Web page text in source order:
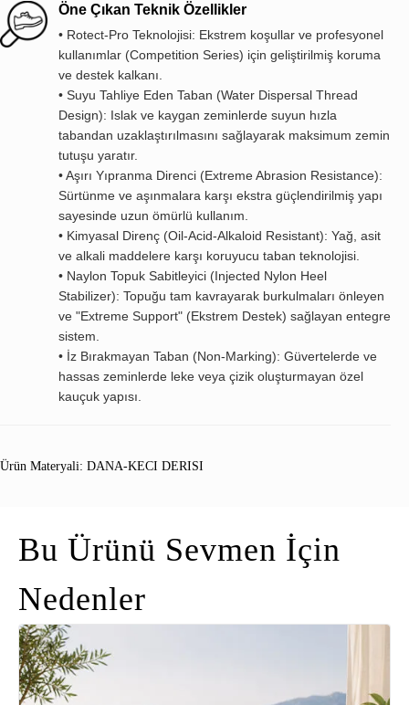
Öne Çıkan Teknik Özellikler
• Rotect-Pro Teknolojisi: Ekstrem koşullar ve profesyonel
kullanımlar (Competition Series) için geliştirilmiş koruma
ve destek kalkanı.
• Suyu Tahliye Eden Taban (Water Dispersal Thread
Design): Islak ve kaygan zeminlerde suyun hızla
tabandan uzaklaştırılmasını sağlayarak maksimum zemin
tutuşu yaratır.
• Aşırı Yıpranma Direnci (Extreme Abrasion Resistance):
Sürtünme ve aşınmalara karşı ekstra güçlendirilmiş yapı
sayesinde uzun ömürlü kullanım.
• Kimyasal Direnç (Oil-Acid-Alkaloid Resistant): Yağ, asit
ve alkali maddelere karşı koruyucu taban teknolojisi.
• Naylon Topuk Sabitleyici (Injected Nylon Heel
Stabilizer): Topuğu tam kavrayarak burkulmaları önleyen
ve "Extreme Support" (Ekstrem Destek) sağlayan entegre
sistem.
• İz Bırakmayan Taban (Non-Marking): Güvertelerde ve
hassas zeminlerde leke veya çizik oluşturmayan özel
kauçuk yapısı.
Ürün Materyali: DANA-KECI DERISI
Bu Ürünü Sevmen İçin
Nedenler